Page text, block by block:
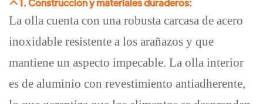
1. Construcción y materiales duraderos:
La olla cuenta con una robusta carcasa de acero
inoxidable resistente a los arañazos y que
mantiene un aspecto impecable. La olla interior
es de aluminio con revestimiento antiadherente,